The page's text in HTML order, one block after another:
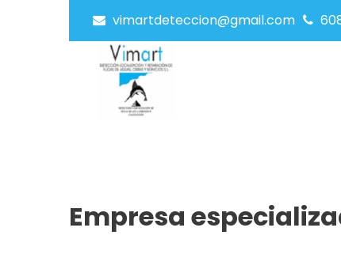
vimartdeteccion@gmail.com
Empresa